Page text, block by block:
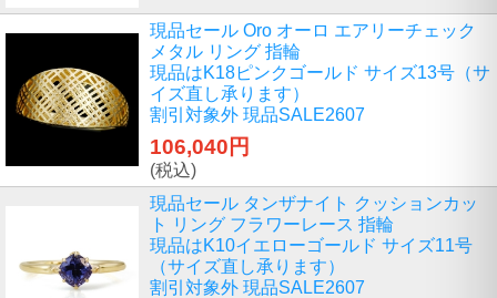
現品セール Oro オーロ エアリーチェック
メタル リング 指輪
現品はK18ピンクゴールド サイズ13号（サ
イズ直し承ります）
割引対象外 現品SALE2607
106,040円
(税込)
現品セール タンザナイト クッションカッ
ト リング フラワーレース 指輪
現品はK10イエローゴールド サイズ11号
（サイズ直し承ります）
割引対象外 現品SALE2607